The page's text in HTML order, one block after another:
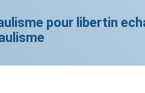
pour libertin